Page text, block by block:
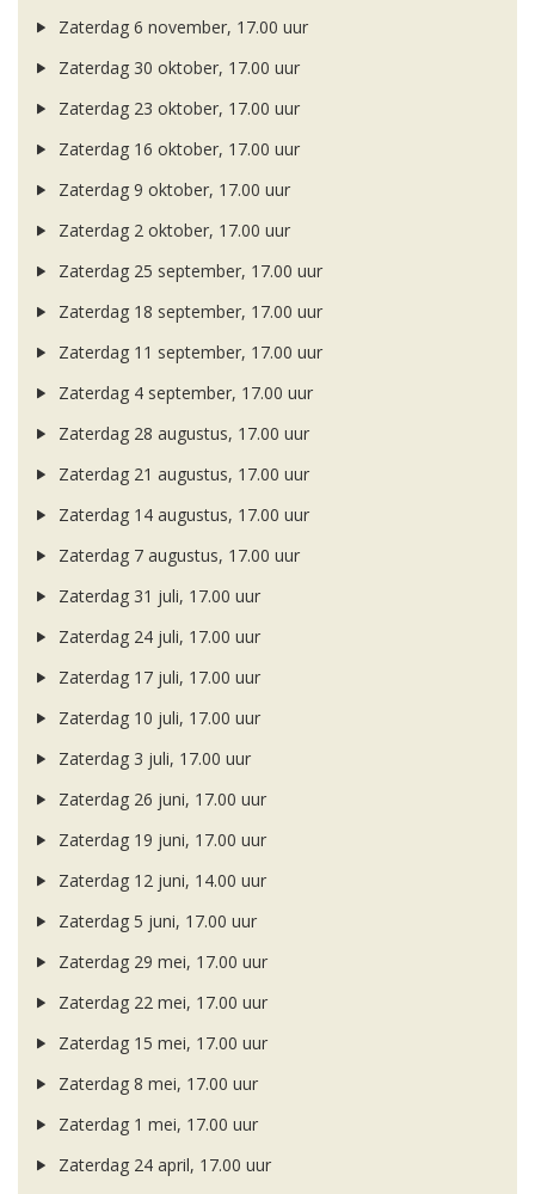
Zaterdag 6 november, 17.00 uur
Zaterdag 30 oktober, 17.00 uur
Zaterdag 23 oktober, 17.00 uur
Zaterdag 16 oktober, 17.00 uur
Zaterdag 9 oktober, 17.00 uur
Zaterdag 2 oktober, 17.00 uur
Zaterdag 25 september, 17.00 uur
Zaterdag 18 september, 17.00 uur
Zaterdag 11 september, 17.00 uur
Zaterdag 4 september, 17.00 uur
Zaterdag 28 augustus, 17.00 uur
Zaterdag 21 augustus, 17.00 uur
Zaterdag 14 augustus, 17.00 uur
Zaterdag 7 augustus, 17.00 uur
Zaterdag 31 juli, 17.00 uur
Zaterdag 24 juli, 17.00 uur
Zaterdag 17 juli, 17.00 uur
Zaterdag 10 juli, 17.00 uur
Zaterdag 3 juli, 17.00 uur
Zaterdag 26 juni, 17.00 uur
Zaterdag 19 juni, 17.00 uur
Zaterdag 12 juni, 14.00 uur
Zaterdag 5 juni, 17.00 uur
Zaterdag 29 mei, 17.00 uur
Zaterdag 22 mei, 17.00 uur
Zaterdag 15 mei, 17.00 uur
Zaterdag 8 mei, 17.00 uur
Zaterdag 1 mei, 17.00 uur
Zaterdag 24 april, 17.00 uur